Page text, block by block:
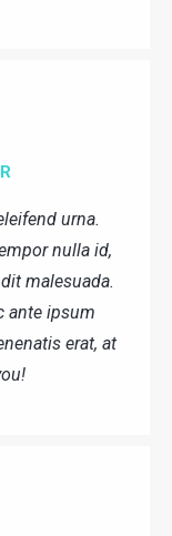
urna.
nulla id,
malesuada.
ante ipsum
erat, at